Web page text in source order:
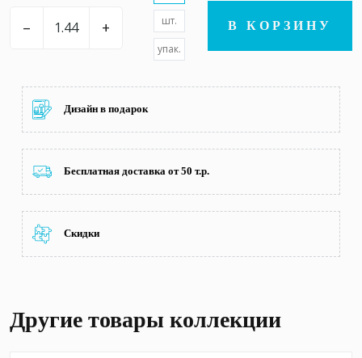
– + шт.
упак.
В КОРЗИНУ
Дизайн в подарок
Бесплатная доставка от 50 т.р.
Скидки
Другие товары коллекции